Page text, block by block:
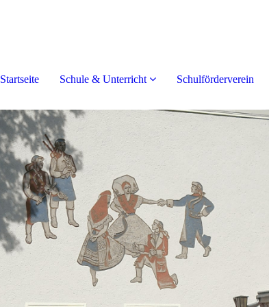
Startseite Schule & Unterricht Schulförderverein